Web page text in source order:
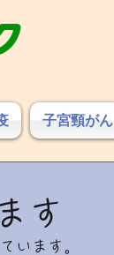
子宮頸がん
す
います。